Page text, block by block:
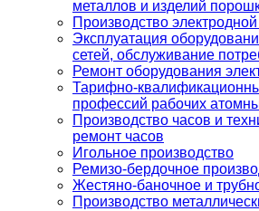
металлов и изделий
Производство
Эксплуатация
сетей, обслуживание
Ремонт оборудования
Тарифно-
профессий рабочих
Производство часов и
ремонт часов
Игольное производство
Ремизо-бердочное
Жестяно-баночное и
Производство